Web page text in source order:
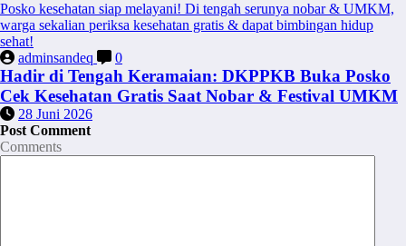
Posko kesehatan siap melayani! Di tengah serunya nobar & UMKM,
warga sekalian periksa kesehatan gratis & dapat bimbingan hidup
sehat!
adminsandeq
0
Hadir di Tengah Keramaian: DKPPKB Buka Posko
Cek Kesehatan Gratis Saat Nobar & Festival UMKM
28 Juni 2026
Post Comment
Comments